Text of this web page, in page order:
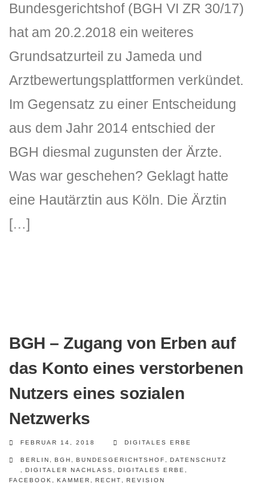
Bundesgerichtshof (BGH VI ZR 30/17)
hat am 20.2.2018 ein weiteres
Grundsatzurteil zu Jameda und
Arztbewertungsplattformen verkündet.
Im Gegensatz zu einer Entscheidung
aus dem Jahr 2014 entschied der
BGH diesmal zugunsten der Ärzte.
Was war geschehen? Geklagt hatte
eine Hautärztin aus Köln. Die Ärztin
[…]
BGH – Zugang von Erben auf
das Konto eines verstorbenen
Nutzers eines sozialen
Netzwerks
FEBRUAR 14, 2018 DIGITALES ERBE
BERLIN BGH BUNDESGERICHTSHOF
DATENSCHUTZ
DIGITALER NACHLASS DIGITALES ERBE
FACEBOOK
KAMMER RECHT REVISION